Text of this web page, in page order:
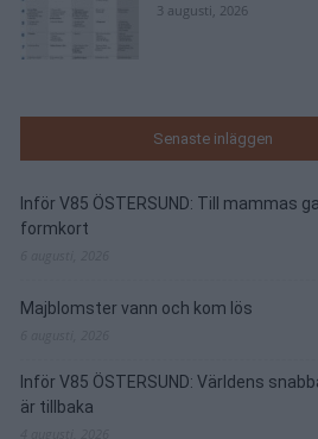
3 augusti, 2026
Senaste inläggen
Inför V85 ÖSTERSUND: Till mammas
formkort
Majblomster vann och kom lös
Inför V85 ÖSTERSUND: Världens
är tillbaka